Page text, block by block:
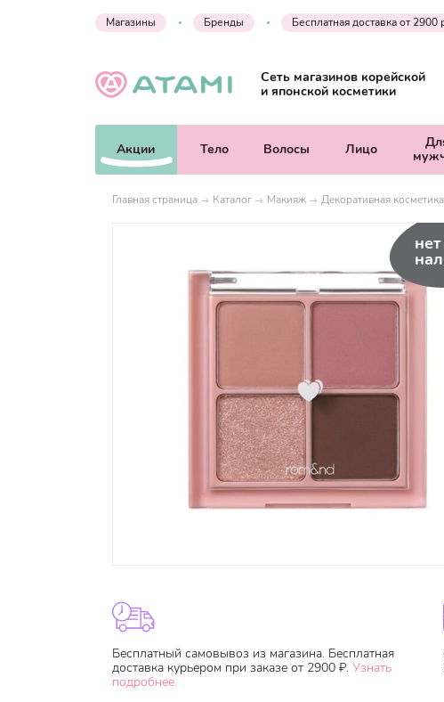
Магазины Бренды Бесплатная доставка от 2900
Сеть магазинов корейской
и японской косметики
Акции Тело Волосы Лицо
Главная страница Каталог Макияж Декоративная
Бесплатный самовывоз из магазина. Бесплатная
доставка курьером при заказе от 2900 ₽. Узнать
подробнее.